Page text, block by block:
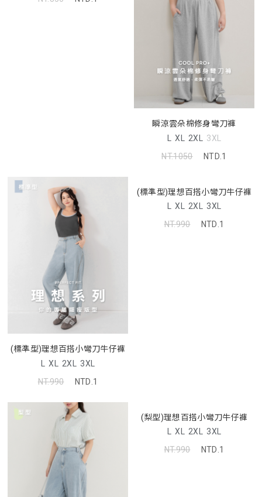
瞬涼雲朵棉修身彎刀褲
L XL 2XL 3XL
NT.1050
NTD.1
(標準型)理想百搭小彎刀牛仔褲
L XL 2XL 3XL
NT.990
NTD.1
(標準型)理想百搭小彎刀牛仔褲
L XL 2XL 3XL
NT.990
NTD.1
(梨型)理想百搭小彎刀牛仔褲
L XL 2XL 3XL
NT.990
NTD.1